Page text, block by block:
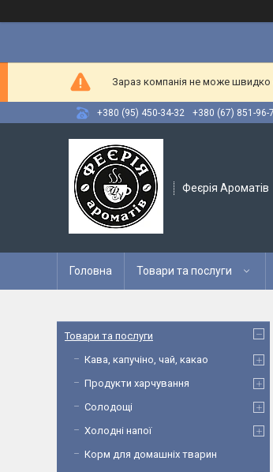
Зараз компанія не може швидко
+380 (95) 450-34-32 +380 (67) 851-96-
Феєрія Ароматів
Головна Товари та послуги
Товари та послуги
Кава, капучіно, чай, какао
Продукти харчування
Солодощі
Холодні напої
Корм для домашніх тварин